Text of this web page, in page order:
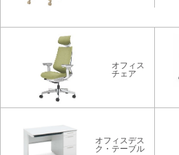
オフィス
チェア
オフィスデス
ク・テーブル